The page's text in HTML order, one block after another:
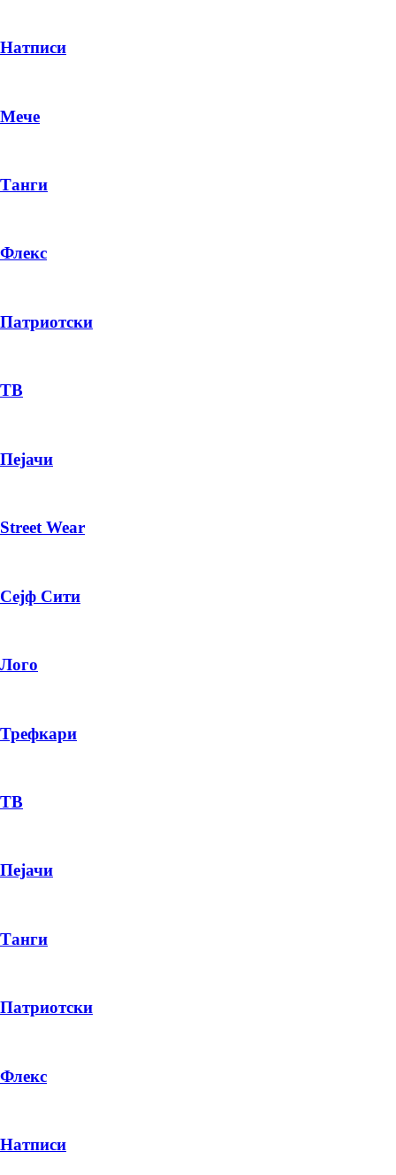
PRODUCT
ПЛАТИ ПРИ ДОСТАВА ВО КЕШ
Натписи
Мече
Танги
Флекс
Патриотски
ТВ
Пејачи
Street Wear
Сејф Сити
Лого
Трефкари
ТВ
Пејачи
Танги
Патриотски
Флекс
Натписи